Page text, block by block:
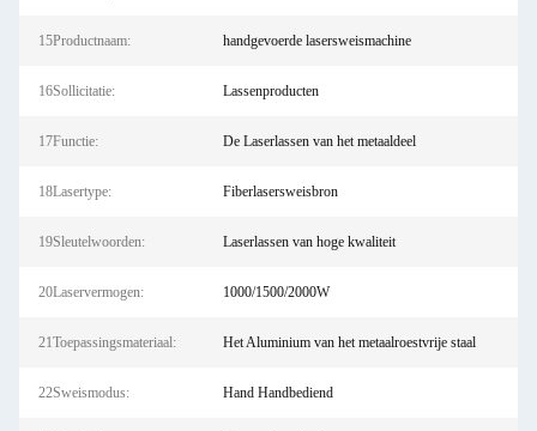
15Productnaam: handgevoerde lasersweismachine
16Sollicitatie: Lassenproducten
17Functie: De Laserlassen van het metaaldeel
18Lasertype: Fiberlasersweisbron
19Sleutelwoorden: Laserlassen van hoge kwaliteit
20Laservermogen: 1000/1500/2000W
21Toepassingsmateriaal: Het Aluminium van het metaalroestvrije staal
22Sweismodus: Hand Handbediend